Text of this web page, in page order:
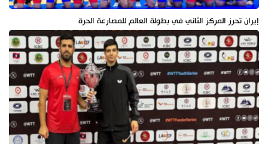
إيران تحرز المركز الثاني في بطولة العالم للمصارعة الحرة